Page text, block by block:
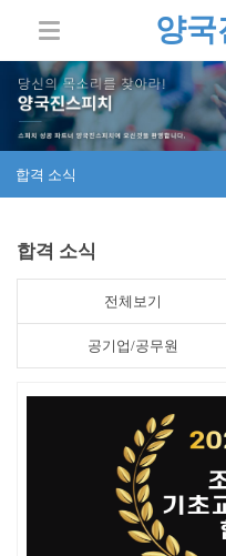
양국
합격 소식
합격 소식
전체보기
공기업/공무원